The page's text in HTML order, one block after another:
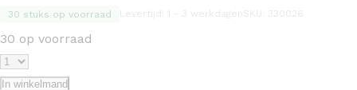
30 stuks op voorraad
30 op voorraad
In winkelmand